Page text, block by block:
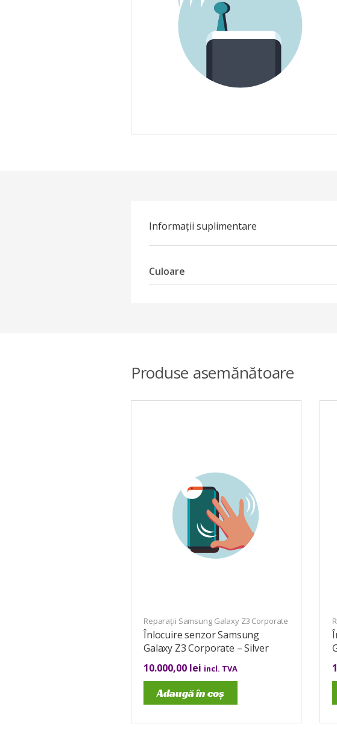
Informații suplimentare
Culoare
Produse asemănătoare
Reparații Samsung Galaxy Z3 Corporate
Înlocuire senzor Samsung
Galaxy Z3 Corporate – Silver
10.000,00 lei incl. TVA
Adaugă în coș